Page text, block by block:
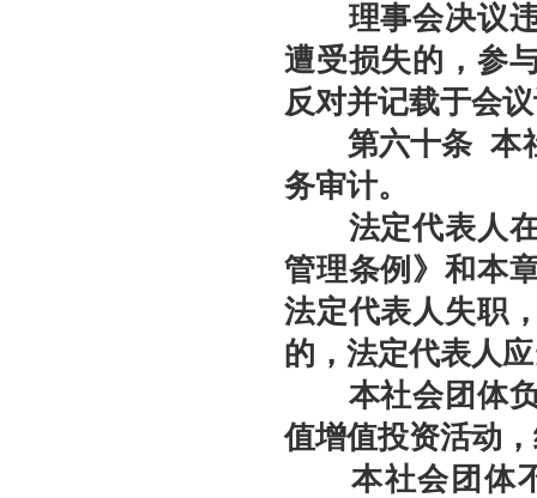
理事会决议违
遭受损失的，参
反对并记载于会
第六十条 本
务审计。
法定代表人在
管理条例》和本
法定代表人失职
的，法定代表人
本社会团体负
值增值投资活动
本社会团体不